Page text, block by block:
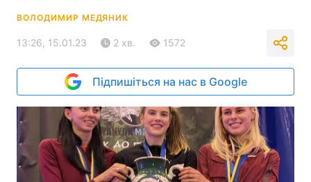
ВОЛОДИМИР МЕДЯНИК
13:26, 15.01.23 2 хв. 1572
Підпишіться на нас в Google